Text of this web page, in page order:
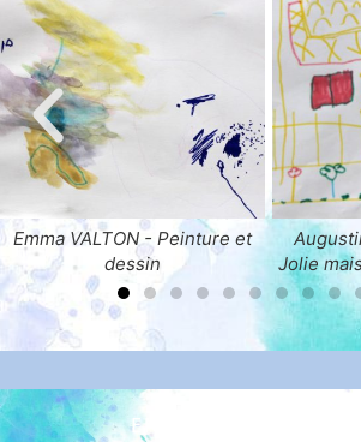
et
Augustine FRANKOWSKI -
Jolie maison d'Armand le Coly
ENFANTS &